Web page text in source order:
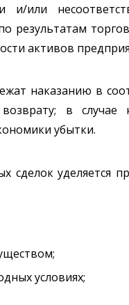
и/или
результатам
активов
наказанию в
в случае
убытки.
уделяется
условиях;